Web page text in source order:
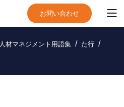
お問い合わせ
人材マネジメント用語集
た行